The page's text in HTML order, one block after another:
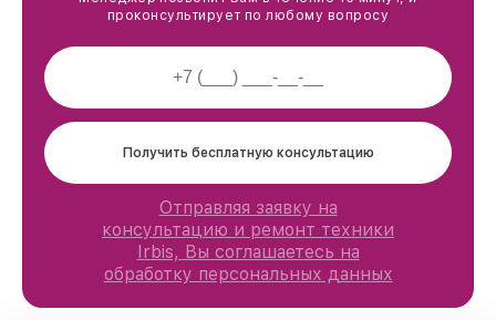
проконсультирует по любому вопросу
Получить бесплатную консультацию
Отправляя заявку на
консультацию и ремонт техники
Irbis, Вы соглашаетесь на
обработку персональных данных